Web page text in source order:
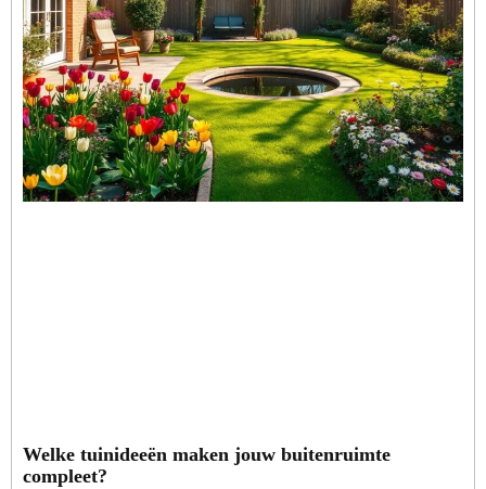
Welke tuinideeën maken jouw buitenruimte
compleet?